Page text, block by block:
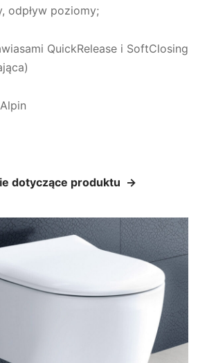
odpływ poziomy;
QuickRelease i SoftClosing
dotyczące produktu →